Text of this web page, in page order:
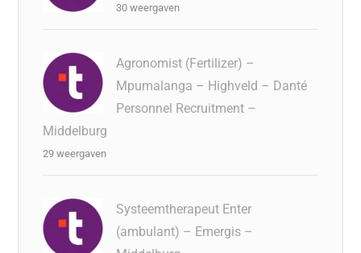
30 weergaven
Agronomist (Fertilizer) –
Mpumalanga – Highveld – Danté
Personnel Recruitment –
Middelburg
29 weergaven
Systeemtherapeut Enter
(ambulant) – Emergis –